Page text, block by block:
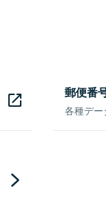
郵便番
各種デー